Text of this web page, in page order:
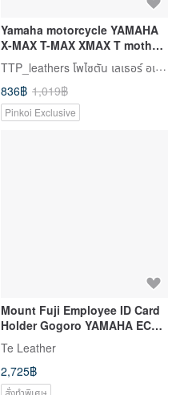
Yamaha motorcycle YAMAHA
X-MAX T-MAX XMAX T mother
motorcycle key leather case
TTP_leathers โพไซตัน เลเธอร์ อเทลิเยร์
836฿ 1,019฿
Pinkoi Exclusive
Mount Fuji Employee ID Card
Holder Gogoro YAMAHA EC05
Key Card [Free Engraving Up
to 7 Letters]
Te Leather
2,725฿
สั่งทำพิเศษ